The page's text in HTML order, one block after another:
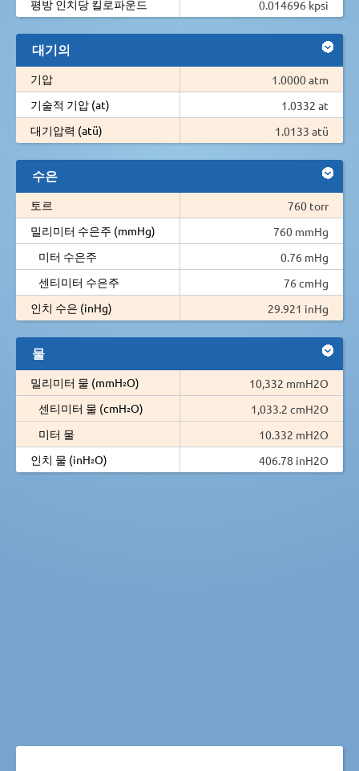
평방 인치당 킬로파운드 0.014696 kpsi
대기의
기압
1.0000 atm
기술적 기압 (at)
1.0332 at
대기압력 (atü)
1.0133 atü
수은
토르
760 torr
밀리미터 수은주 (mmHg)
760 mmHg
미터 수은주
0.76 mHg
센티미터 수은주
76 cmHg
인치 수은 (inHg)
29.921 inHg
물
밀리미터 물 (mmH₂O)
10,332 mmH2O
센티미터 물 (cmH₂O)
1,033.2 cmH2O
미터 물
10.332 mH2O
인치 물 (inH₂O)
406.78 inH2O